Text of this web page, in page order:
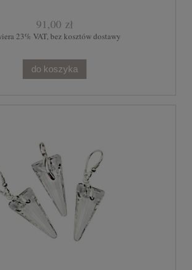
91,00 zł
23% VAT, bez kosztów dostawy
do koszyka